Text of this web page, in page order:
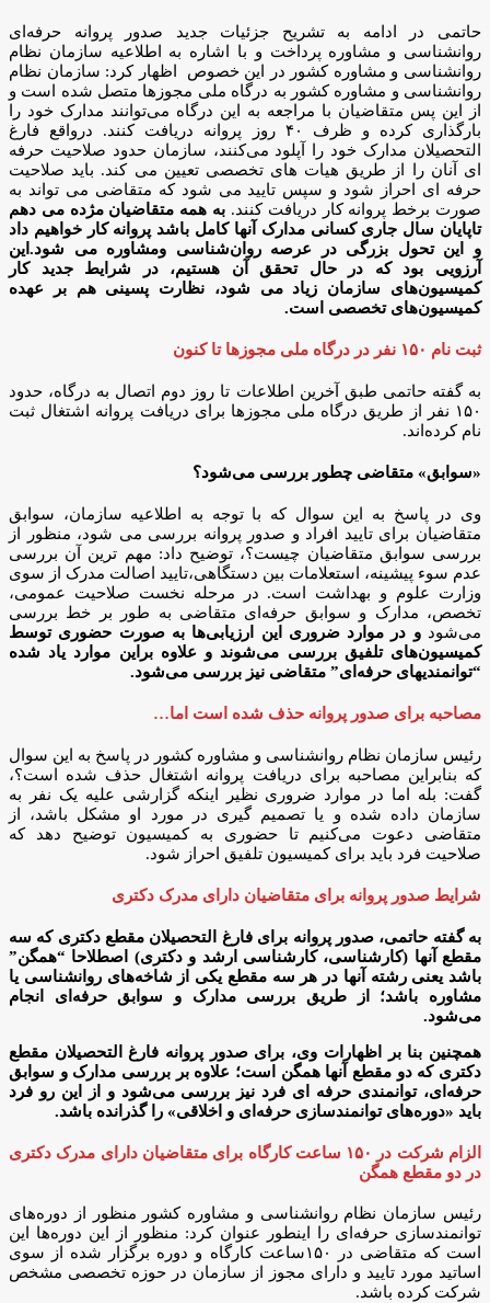
حاتمی در ادامه به تشریح جزئیات جدید صدور پروانه حرفه‌ای
روانشناسی و مشاوره پرداخت و با اشاره به اطلاعیه سازمان نظام
روانشناسی و مشاوره کشور در این خصوص اظهار کرد: سازمان نظام
روانشناسی و مشاوره کشور به درگاه ملی مجوزها متصل شده است و
از این پس متقاضیان با مراجعه به این درگاه می‌توانند مدارک خود را
بارگذاری کرده و ظرف ۴۰ روز پروانه دریافت کنند. درواقع فارغ
التحصیلان مدارک خود را آپلود می‌کنند، سازمان حدود صلاحیت حرفه
ای آنان را از طریق هیات های تخصصی تعیین می کند. باید صلاحیت
حرفه ای احراز شود و سپس تایید می شود که متقاضی می تواند به
صورت برخط پروانه کار دریافت کنند. به همه متقاضیان مژده می دهم
تاپایان سال جاری کسانی مدارک آنها کامل باشد پروانه کار خواهیم داد
و این تحول بزرگی در عرصه روان‌شناسی ومشاوره می شود.این
آرزویی بود که در حال تحقق آن هستیم، در شرایط جدید کار
کمیسیون‌های سازمان زیاد می شود، نظارت پسینی هم بر عهده
کمیسیون‌های تخصصی است.
ثبت نام ۱۵۰ نفر در درگاه ملی مجوزها تا کنون
به گفته حاتمی طبق آخرین اطلاعات تا روز دوم اتصال به درگاه، حدود
۱۵۰ نفر از طریق درگاه ملی مجوزها برای دریافت پروانه اشتغال ثبت
نام کرده‌اند.
«سوابق» متقاضی چطور بررسی می‌شود؟
وی در پاسخ به این سوال که با توجه به اطلاعیه سازمان، سوابق
متقاضیان برای تایید افراد و صدور پروانه بررسی می شود، منظور از
بررسی سوابق متقاضیان چیست؟، توضیح داد: مهم ترین آن بررسی
عدم سوء پیشینه، استعلامات بین دستگاهی،تایید اصالت مدرک از سوی
وزارت علوم و بهداشت است. در مرحله نخست صلاحیت عمومی،
تخصص، مدارک و سوابق حرفه‌ای متقاضی به طور بر خط بررسی
می‌شودو در موارد ضروری این ارزیابی‌ها به صورت حضوری توسط
کمیسیون‌های تلفیق بررسی می‌شوند و علاوه براین موارد یاد شده
“توانمندیهای حرفه‌ای” متقاضی نیز بررسی می‌شود.
مصاحبه برای صدور پروانه حذف شده است اما…
رئیس سازمان نظام روانشناسی و مشاوره کشور در پاسخ به این سوال
که بنابراین مصاحبه برای دریافت پروانه اشتغال حذف شده است؟،
گفت: بله اما در موارد ضروری نظیر اینکه گزارشی علیه یک نفر به
سازمان داده شده و یا تصمیم گیری در مورد او مشکل باشد، از
متقاضی دعوت می‌کنیم تا حضوری به کمیسیون توضیح دهد که
صلاحیت فرد باید برای کمیسیون تلفیق احراز شود.
شرایط صدور پروانه برای متقاضیان دارای مدرک دکتری
به گفته حاتمی، صدور پروانه برای فارغ التحصیلان مقطع دکتری که سه
مقطع آنها (کارشناسی، کارشناسی ارشد و دکتری) اصطلاحا “همگن”
باشد یعنی رشته آنها در هر سه مقطع یکی از شاخه‌های روانشناسی یا
مشاوره باشد؛ از طریق بررسی مدارک و سوابق حرفه‌ای انجام
می‌شود.
همچنین بنا بر اظهارات وی، برای صدور پروانه فارغ التحصیلان مقطع
دکتری که دو مقطع آنها همگن است؛ علاوه بر بررسی مدارک و سوابق
حرفه‌ای، توانمندی حرفه ای فرد نیز بررسی می‌شود و از این رو فرد
باید «دوره‌های توانمندسازی حرفه‌ای و اخلاقی» را گذرانده باشد.
الزام شرکت در ۱۵۰ ساعت کارگاه برای متقاضیان دارای مدرک دکتری
در دو مقطع همگن
رئیس سازمان نظام روانشناسی و مشاوره کشور منظور از دوره‌های
توانمندسازی حرفه‌ای را اینطور عنوان کرد: منظور از این دوره‌ها این
است که متقاضی در ۱۵۰ساعت کارگاه و دوره برگزار شده از سوی
اساتید مورد تایید و دارای مجوز از سازمان در حوزه تخصصی مشخص
شرکت کرده باشد.